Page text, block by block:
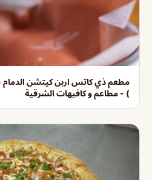
مطعم ذي كاتس اربن كيتشن الدمام (
) - مطاعم و كافيهات الشرقية